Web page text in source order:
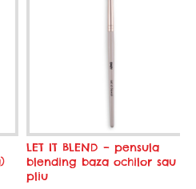
LET IT BLEND – pensula
blending baza ochilor sau
pliu